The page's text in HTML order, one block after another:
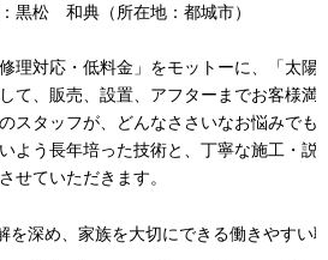
黒松 和典（所在地：都城市）
理対応・低料金」をモットーに、「太陽
て、販売、設置、アフターまでお客様満
スタッフが、どんなささいなお悩みでも
よう長年培った技術と、丁寧な施工・説
せていただきます。
を深め、家族を大切にできる働きやすい